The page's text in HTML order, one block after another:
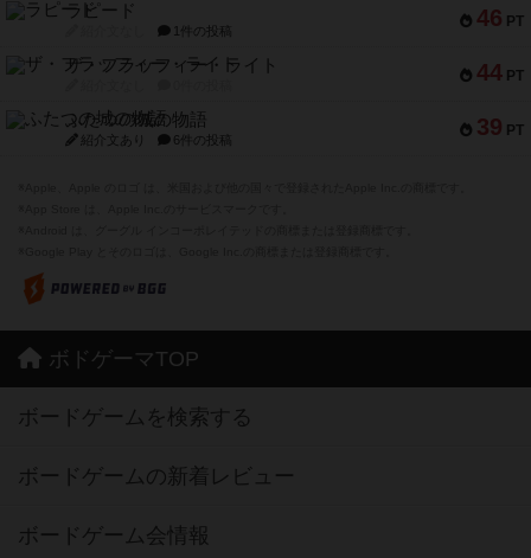
46 PT
ラピード
1件の投稿
44 PT
ザ・フラッフィー・ライト
39 PT
ふたつの城の物語
紹介文あり 6件の投稿
ボドゲーマTOP
ボードゲームを検索する
ボードゲームの新着レビュー
ボードゲーム会情報